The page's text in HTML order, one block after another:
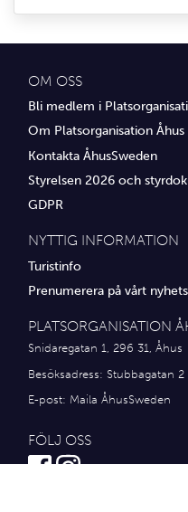
OM OSS
Bli medlem i
Om Platsorganisation Åhus
Kontakta ÅhusSweden
Styrelsen 2026 och
GDPR
NYTTIG INFORMATION
Turistinfo
Prenumerera på vårt
PLATSORGANISATION
Snidaregatan 1, 296 31, Åhus
Besöksadress: Stubbagatan 2
E-post: Maila ÅhusSweden
FÖLJ OSS